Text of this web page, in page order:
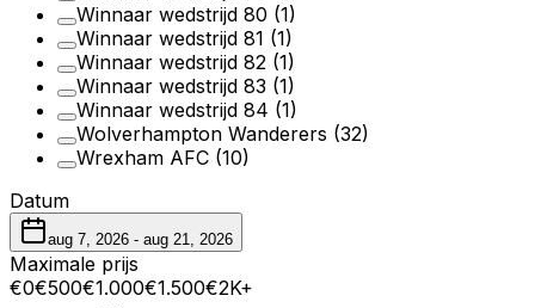
Winnaar wedstrijd 80 (1)
Winnaar wedstrijd 81 (1)
Winnaar wedstrijd 82 (1)
Winnaar wedstrijd 83 (1)
Winnaar wedstrijd 84 (1)
Wolverhampton Wanderers (32)
Wrexham AFC (10)
Datum
aug 7, 2026 - aug 21, 2026
Maximale prijs
€0€500€1.000€1.500€2K+